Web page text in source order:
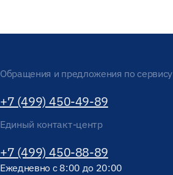
Обращения и предложения по сервису
+7 (499) 450-49-89
Единый контакт-центр
+7 (499) 450-88-89
Ежедневно с 8:00 до 20:00